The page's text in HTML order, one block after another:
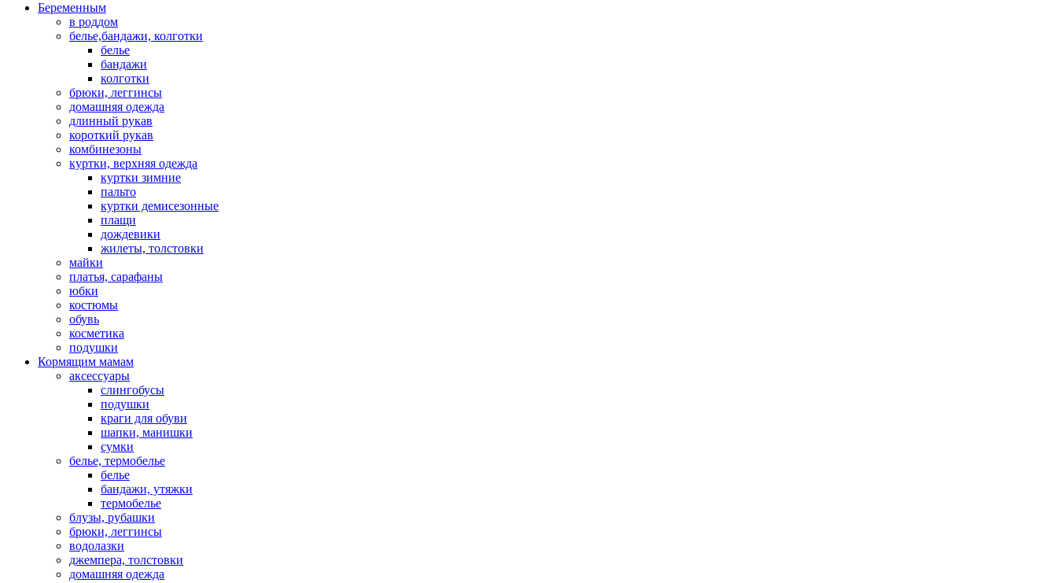
Беременным
в роддом
белье,бандажи, колготки
белье
бандажи
колготки
брюки, леггинсы
домашняя одежда
длинный рукав
короткий рукав
комбинезоны
куртки, верхняя одежда
куртки зимние
пальто
куртки демисезонные
плащи
дождевики
жилеты, толстовки
майки
платья, сарафаны
юбки
костюмы
обувь
косметика
подушки
Кормящим мамам
аксессуары
слингобусы
подушки
краги для обуви
шапки, манишки
сумки
белье, термобелье
белье
бандажи, утяжки
термобелье
блузы, рубашки
брюки, леггинсы
водолазки
джемпера, толстовки
домашняя одежда